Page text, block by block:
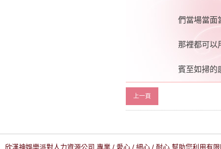
們當場當面
那裡都可以
賓至如掃的
上一頁
欣漢神娛樂派對人力資源公司 專業 / 愛心 / 細心 / 耐心 幫助您利用有